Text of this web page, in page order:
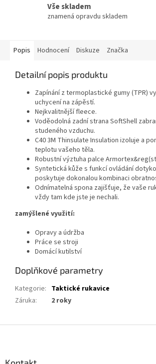
Vše skladem
znamená opravdu skladem
Popis Hodnocení Diskuze Značka
Detailní popis produktu
Zapínání z termoplastické gumy (TPR)
uchycení na zápěstí.
Nejkvalitnější fleece.
Voděodolná zadní strana SoftShell
studeného vzduchu.
C40 3M Thinsulate Insulation izoluje a
teplotu vašeho těla.
Robustní výztuha palce
Syntetická kůže s funkcí ovládání
poskytuje dokonalou kombinaci
Odnímatelná spona zajišťuje, že vaše
vždy tam kde jste je nechali.
zamýšlené využití:
Opravy a údržba
Práce se stroji
Domácí kutilství
Doplňkové parametry
Kategorie: Taktické rukavice
Záruka: 2 roky